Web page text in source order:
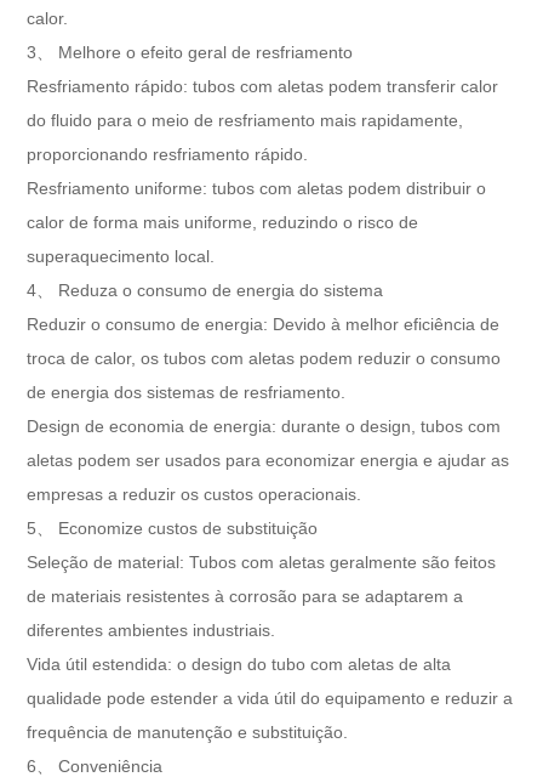
calor.
3、 Melhore o efeito geral de resfriamento
Resfriamento rápido: tubos com aletas podem transferir calor
do fluido para o meio de resfriamento mais rapidamente,
proporcionando resfriamento rápido.
Resfriamento uniforme: tubos com aletas podem distribuir o
calor de forma mais uniforme, reduzindo o risco de
superaquecimento local.
4、 Reduza o consumo de energia do sistema
Reduzir o consumo de energia: Devido à melhor eficiência de
troca de calor, os tubos com aletas podem reduzir o consumo
de energia dos sistemas de resfriamento.
Design de economia de energia: durante o design, tubos com
aletas podem ser usados ​​para economizar energia e ajudar as
empresas a reduzir os custos operacionais.
5、 Economize custos de substituição
Seleção de material: Tubos com aletas geralmente são feitos
de materiais resistentes à corrosão para se adaptarem a
diferentes ambientes industriais.
Vida útil estendida: o design do tubo com aletas de alta
qualidade pode estender a vida útil do equipamento e reduzir a
frequência de manutenção e substituição.
6、 Conveniência